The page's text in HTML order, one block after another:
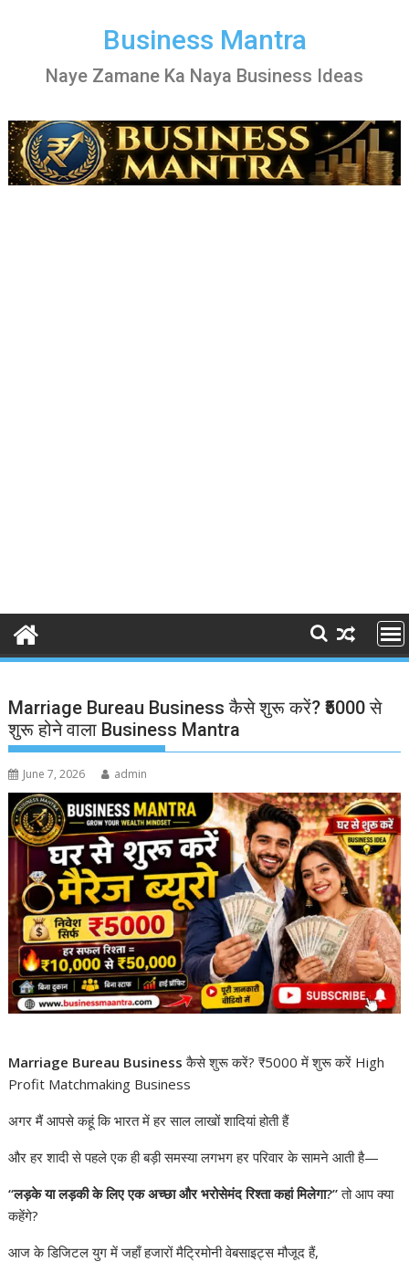
Business Mantra
Naye Zamane Ka Naya Business Ideas
Marriage Bureau Business कैसे शुरू करें? ₹5000 से
शुरू होने वाला Business Mantra
June 7, 2026 admin
Marriage Bureau Business कैसे शुरू करें? ₹5000 में शुरू करें High
Profit Matchmaking Business
अगर मैं आपसे कहूं कि भारत में हर साल लाखों शादियां होती हैं
और हर शादी से पहले एक ही बड़ी समस्या लगभग हर परिवार के सामने आती है—
“लड़के या लड़की के लिए एक अच्छा और भरोसेमंद रिश्ता कहां मिलेगा?”तो आप क्या
कहेंगे?
आज के डिजिटल युग में जहाँ हजारों मैट्रिमोनी वेबसाइट्स मौजूद हैं,